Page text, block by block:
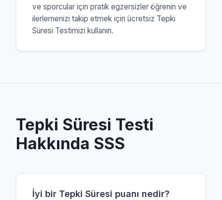
ve sporcular için pratik egzersizler öğrenin ve
ilerlemenizi takip etmek için ücretsiz Tepki
Süresi Testimizi kullanın.
Tepki Süresi Testi
Hakkında SSS
İyi bir Tepki Süresi puanı nedir?